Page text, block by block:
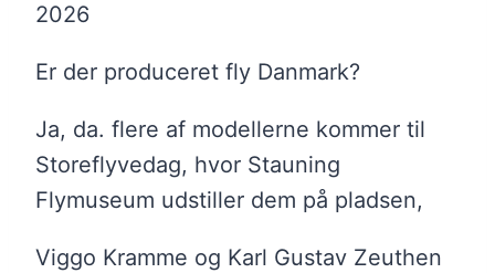
2026
Er der produceret fly Danmark?
Ja, da. flere af modellerne kommer til
Storeflyvedag, hvor Stauning
Flymuseum udstiller dem på pladsen,
Viggo Kramme og Karl Gustav Zeuthen